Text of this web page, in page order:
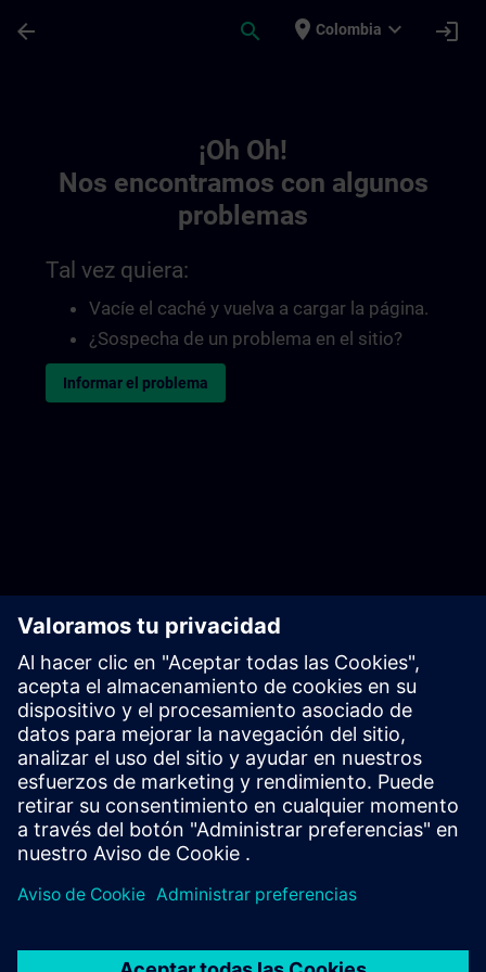
arrow_back search place Colombia expand_more login
¡Oh Oh!
Nos encontramos con algunos
problemas
Tal vez quiera:
Vacíe el caché y vuelva a cargar la página.
¿Sospecha de un problema en el sitio?
Informar el problema